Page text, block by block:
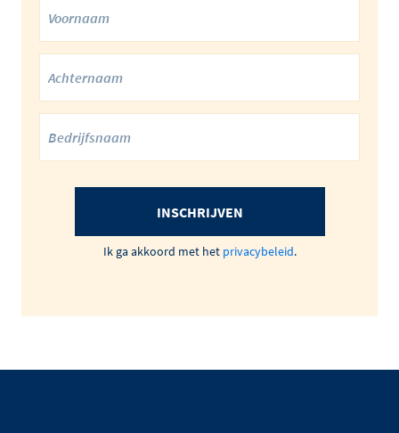
INSCHRIJVEN
Ik ga akkoord met het privacybeleid.